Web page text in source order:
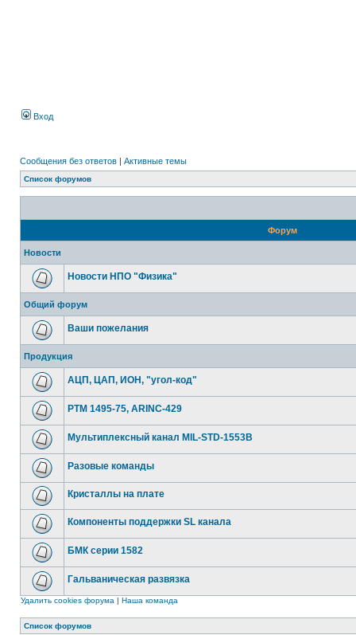
Вход
Сообщения без ответов | Активные темы
Список форумов
Форум
Новости
Новости НПО "Физика"
Общий форум
Ваши пожелания
Продукция
АЦП, ЦАП, ИОН, "угол-код"
РТМ 1495-75, ARINC-429
Мультиплексный канал MIL-STD-1553B
Разовые команды
Кристаллы на плате
Компоненты поддержки SL канала
БМК серии 1582
Гальваническая развязка
Удалить cookies форума | Наша команда
Список форумов